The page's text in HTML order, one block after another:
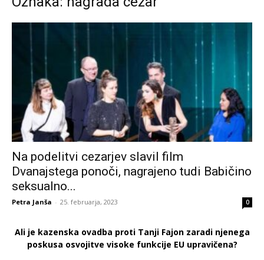
Na podelitvi cezarjev slavil film
Dvanajstega ponoči, nagrajeno tudi Babičino
seksualno...
Petra Janša - 25. februarja, 2023 0
Ali je kazenska ovadba proti Tanji Fajon zaradi njenega
poskusa osvojitve visoke funkcije EU upravičena?